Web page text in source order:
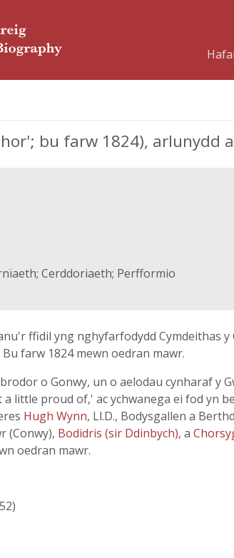
bu farw 1824), arlunydd
Cerddoriaeth; Perfformio
ffidil yng nghyfarfodydd Cymdeithas
farw 1824 mewn oedran mawr.
o Gonwy, un o aelodau cynharaf y
little proud of,' ac ychwanega ei fod yn
Hugh Wynn, Ll.D., Bodysgallen a
(Conwy), Bodidris (sir Ddinbych), a
oedran mawr.